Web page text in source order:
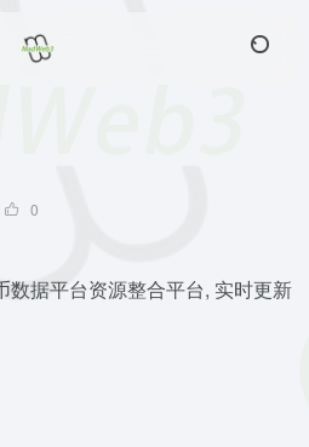
0
数据平台资源整合平台, 实时更新